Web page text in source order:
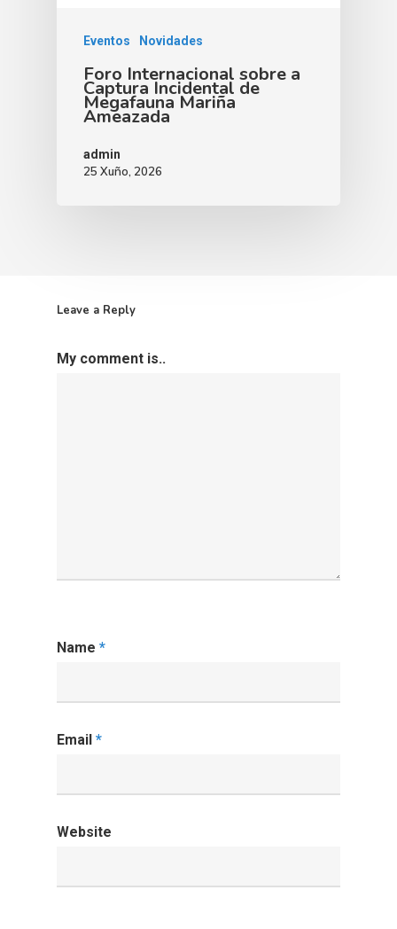
Eventos Novidades
Foro Internacional sobre a
Captura Incidental de
Megafauna Mariña
Ameazada
admin
25 Xuño, 2026
Leave a Reply
My comment is..
Name *
Email *
Website